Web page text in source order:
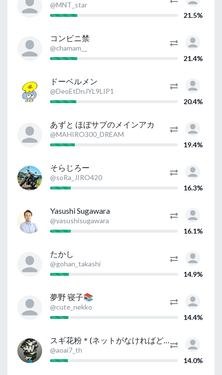
@MNT_star
21.5%
コンビニ禁
@chamam__
21.4%
ドーベルメン
@DeoEtDnJYL9LIP1
20.4%
あずと ほぼサブのメインアカ
@MAHIRO300_DREAM
19.4%
そらじろー
@soRa_JIRO420
16.3%
Yasushi Sugawara
@yasushisugawara
16.1%
たかし
@gohan_takashi
14.9%
夢野 寝子📚
@cute_nekko
14.4%
スギ花粉＊(ネットがなければどうしようもない)
@aoai7_th
14.0%